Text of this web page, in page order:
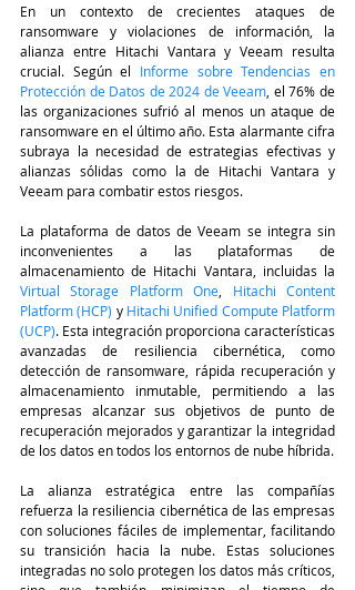
En un contexto de crecientes ataques de
ransomware y violaciones de información, la
alianza entre Hitachi Vantara y Veeam resulta
crucial. Según el Informe sobre Tendencias en
Protección de Datos de 2024 de Veeam , el 76% de
las organizaciones sufrió al menos un ataque de
ransomware en el último año. Esta alarmante cifra
subraya la necesidad de estrategias efectivas y
alianzas sólidas como la de Hitachi Vantara y
Veeam para combatir estos riesgos.
La plataforma de datos de Veeam se integra sin
inconvenientes a las plataformas de
Virtual Storage Platform One
Hitachi Content
Platform (HCP) y Hitachi Unified Compute Platform
(UCP). Esta integración proporciona características
avanzadas de resiliencia cibernética, como
detección de ransomware, rápida recuperación y
almacenamiento inmutable, permitiendo a las
empresas alcanzar sus objetivos de punto de
recuperación mejorados y garantizar la integridad
de los datos en todos los entornos de nube híbrida.
La alianza estratégica entre las compañías
refuerza la resiliencia cibernética de las empresas
con soluciones fáciles de implementar, facilitando
su transición hacia la nube. Estas soluciones
integradas no solo protegen los datos más críticos,